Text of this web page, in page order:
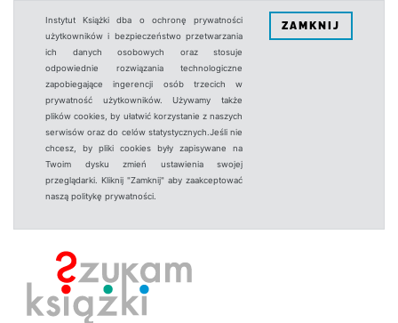
Instytut Książki dba o ochronę prywatności
użytkowników i bezpieczeństwo przetwarzania
ich danych osobowych oraz stosuje
odpowiednie rozwiązania technologiczne
zapobiegające ingerencji osób trzecich w
prywatność użytkowników. Używamy także
plików cookies, by ułatwić korzystanie z naszych
serwisów oraz do celów statystycznych.Jeśli nie
chcesz, by pliki cookies były zapisywane na
Twoim dysku zmień ustawienia swojej
przeglądarki. Kliknij "Zamknij" aby zaakceptować
naszą politykę prywatności.
ZAMKNIJ